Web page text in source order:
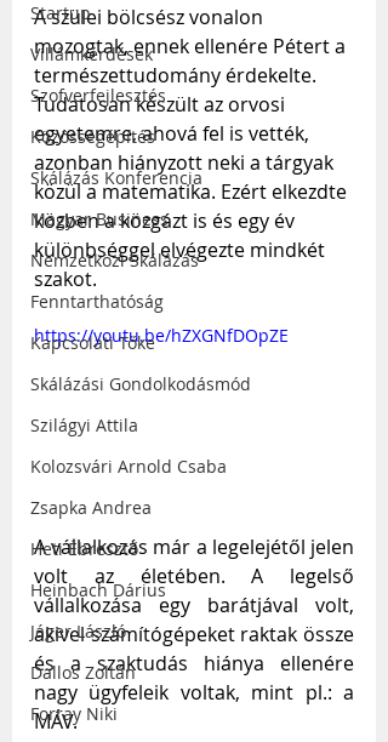
Startup
Villámkérdések
Szofverfejlesztés
Közösségépítés
Skálázás Konferencia
Magyar Business
Nemzetközi Skálázás
Fenntarthatóság
Kapcsolati Tőke
Skálázási Gondolkodásmód
Szilágyi Attila
Kolozsvári Arnold Csaba
Zsapka Andrea
Heti Ébresztő
Heinbach Dárius
Jáger László
Dallos Zoltán
Forray Niki
A szülei bölcsész vonalon
mozogtak, ennek ellenére Pétert a
természettudomány érdekelte.
Tudatosan készült az orvosi
egyetemre, ahová fel is vették,
azonban hiányzott neki a tárgyak
közül a matematika. Ezért elkezdte
közben a közgázt is és egy év
különbséggel elvégezte mindkét
szakot.
https://youtu.be/hZXGNfDOpZE
A vállalkozás már a legelejétől jelen
volt az életében. A legelső
vállalkozása egy barátjával volt,
akivel számítógépeket raktak össze
és a szaktudás hiánya ellenére
nagy ügyfeleik voltak, mint pl.: a
MÁV.